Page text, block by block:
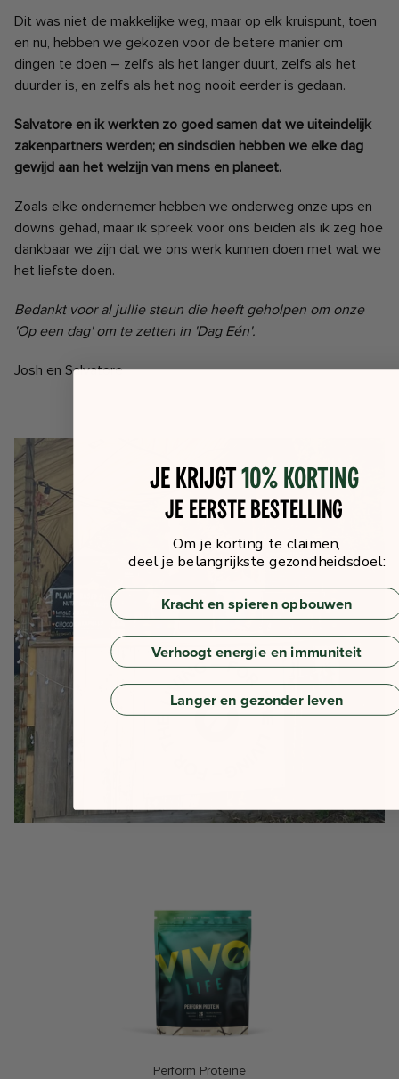
Dit was niet de makkelijke weg, maar op elk kruispunt, toen
en nu, hebben we gekozen voor de betere manier om
dingen te doen – zelfs als het langer duurt, zelfs als het
duurder is, en zelfs als het nog nooit eerder is gedaan.
Salvatore en ik werkten zo goed samen dat we uiteindelijk
zakenpartners werden; en sindsdien hebben we elke dag
gewijd aan het welzijn van mens en planeet.
Zoals elke ondernemer hebben we onderweg onze ups en
downs gehad, maar ik spreek voor ons beiden als ik zeg hoe
dankbaar we zijn dat we ons werk kunnen doen met wat we
het liefste doen.
Bedankt voor al jullie steun die heeft geholpen om onze
'Op een dag' om te zetten in 'Dag Eén'.
Josh en Salvatore
Perform Proteïne
Je krijgt10% korting
je eerste bestelling
Om je korting te claimen,
deel je belangrijkste gezondheidsdoel:
Kracht en spieren opbouwen
Verhoogt energie en immuniteit
Langer en gezonder leven